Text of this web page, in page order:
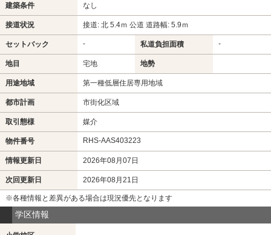
建築条件 なし
接道状況 接道: 北 5.4ｍ 公道 道路幅: 5.9ｍ
セットバック - 私道負担面積 -
地目 宅地 地勢
用途地域 第一種低層住居専用地域
都市計画 市街化区域
取引態様 媒介
物件番号 RHS-AAS403223
情報更新日 2026年08月07日
次回更新日 2026年08月21日
※各種情報と差異がある場合は現況優先となります
学区情報